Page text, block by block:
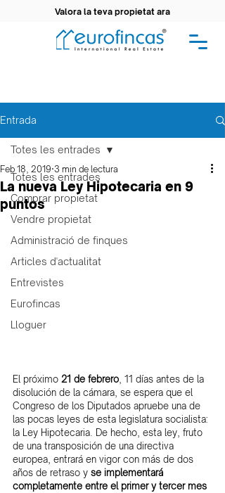
Valora la teva propietat ara
Entrada
Totes les entrades
Comprar propietat
Vendre propietat
Administració de finques
Articles d'actualitat
Entrevistes
Eurofincas
Lloguer
Totes les entrades
La nueva Ley Hipotecaria en 9
puntos
Feb 18, 2019 3 min de lectura
El próximo 21 de febrero, 11 días antes de la
disolución de la cámara, se espera que el
Congreso de los Diputados apruebe una de
las pocas leyes de esta legislatura socialista:
la Ley Hipotecaria. De hecho, esta ley, fruto
de una transposición de una directiva
europea, entrará en vigor con más de dos
años de retraso y se implementará
completamente entre el primer y tercer mes